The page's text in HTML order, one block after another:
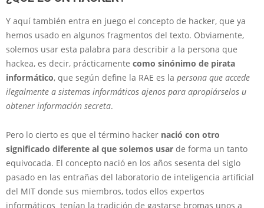
Y aquí también entra en juego el concepto de hacker, que ya
hemos usado en algunos fragmentos del texto. Obviamente,
solemos usar esta palabra para describir a la persona que
hackea, es decir, prácticamente como sinónimo de pirata
informático, que según define la RAE es la persona que accede
ilegalmente a sistemas informáticos ajenos para apropiárselos u
obtener información secreta.
Pero lo cierto es que el término hacker nació con otro
significado diferente al que solemos usar de forma un tanto
equivocada. El concepto nació en los años sesenta del siglo
pasado en las entrañas del laboratorio de inteligencia artificial
del MIT donde sus miembros, todos ellos expertos
informáticos tenían la tradición de gastarse bromas unos a